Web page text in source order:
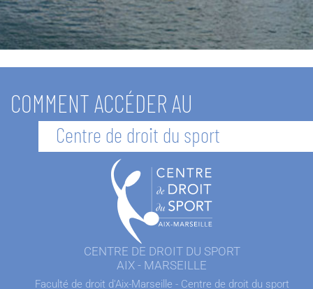
COMMENT ACCÉDER AU
Centre de droit du sport
CENTRE DE DROIT DU SPORT
AIX - MARSEILLE
Faculté de droit d'Aix-Marseille - Centre de droit du sport